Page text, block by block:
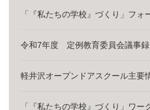
「『私たちの学校』づくり」フォ
令和7年度 定例教育委員会議事録
軽井沢オープンドアスクール主要
「『私たちの学校』づくり」ワー